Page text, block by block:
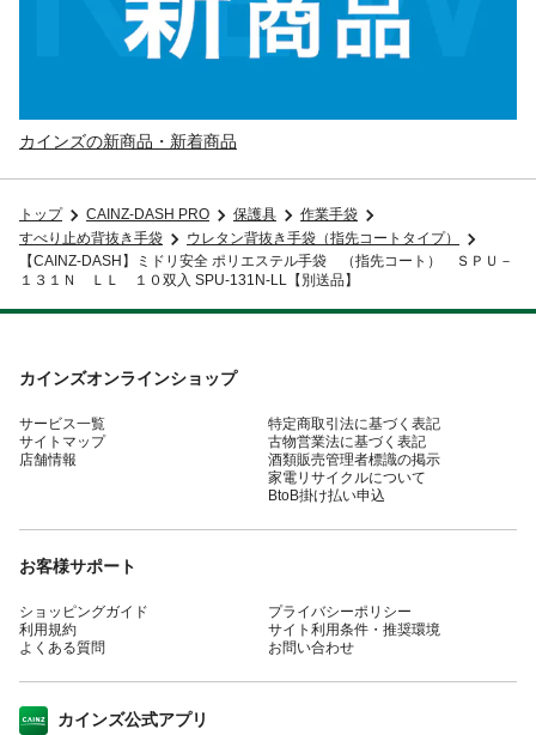
カインズの新商品・新着商品
トップ CAINZ-DASH PRO 保護具
作業手袋
すべり止め背抜き手袋
ウレタン背抜き手袋（指先コートタイプ）
【CAINZ-DASH】ミドリ安全 ポリエステル手袋 （指先コート） ＳＰＵ－
１３１Ｎ ＬＬ １０双入 SPU-131N-LL【別送品】
カインズオンラインショップ
サービス一覧
サイトマップ
店舗情報
特定商取引法に基づく表記
古物営業法に基づく表記
酒類販売管理者標識の掲示
家電リサイクルについて
BtoB掛け払い申込
お客様サポート
ショッピングガイド
利用規約
よくある質問
プライバシーポリシー
サイト利用条件・推奨環境
お問い合わせ
カインズ公式アプリ